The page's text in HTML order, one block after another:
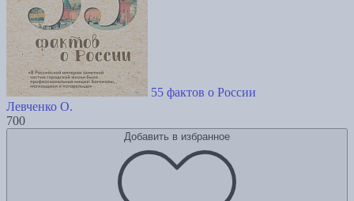
55 фактов о России
Левченко О.
700
Добавить в избранное